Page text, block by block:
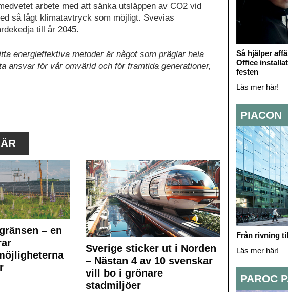
arbete med att sänka utsläppen av CO2 vid
så lågt klimatavtryck som möjligt. Svevias
till år 2045.
energieffektiva metoder är något som präglar hela
ansvar för vår omvärld och för framtida generationer,
– en
Sverige sticker ut i Norden
– Nästan 4 av 10 svenskar
vill bo i grönare
stadmiljöer
Så hjälper
Office
festen
Läs mer här!
PIACON
Från rivning
Läs mer här!
PAROC